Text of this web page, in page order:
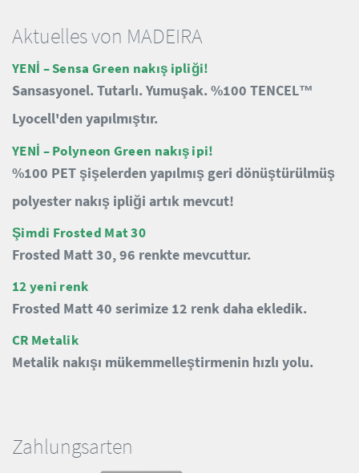
Zahlungsarten
Aktuelles von MADEIRA
YENİ – Sensa Green nakış ipliği!
Sansasyonel.Tutarlı.Yumuşak.%100 TENCEL™
Lyocell'den yapılmıştır.
YENİ – Polyneon Green nakış ipi!
%100 PET şişelerden yapılmış geri dönüştürülmüş
polyester nakış ipliği artık mevcut!
Şimdi Frosted Mat 30
Frosted Matt 30, 96 renkte mevcuttur.
12 yeni renk
Frosted Matt 40 serimize 12 renk daha ekledik.
CR Metalik
Metalik nakışı mükemmelleştirmenin hızlı yolu.